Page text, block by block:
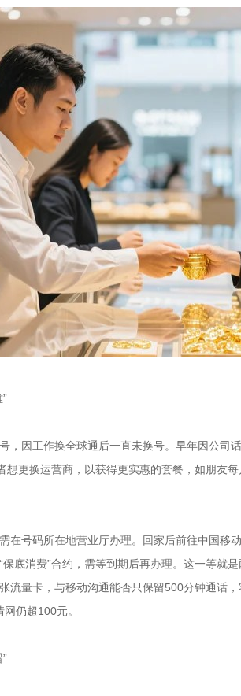
，因工作换全球通后一直未换号。早年因公司
想更换运营商，以获得更实惠的套餐，如朋友
在号码所在地营业厅办理。回家后前往中国移
底消费”合约，需等到期后再办理。这一等就
流量卡，与移动沟通能否只保留500分钟通话
仍超100元。